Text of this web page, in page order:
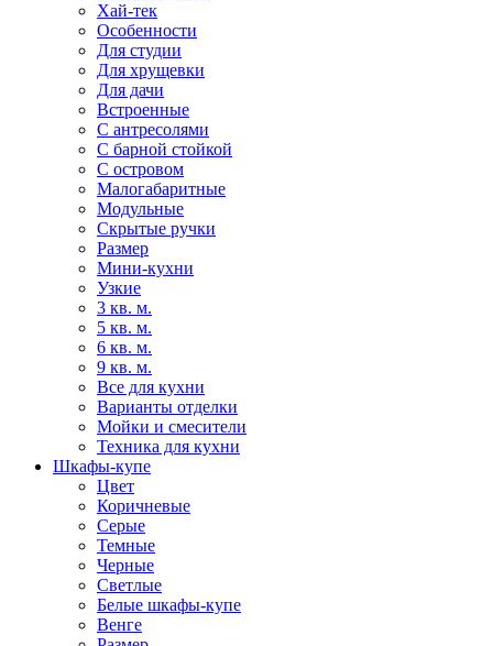
Хай-тек
Особенности
Для студии
Для хрущевки
Для дачи
Встроенные
С антресолями
С барной стойкой
С островом
Малогабаритные
Модульные
Скрытые ручки
Размер
Мини-кухни
Узкие
3 кв. м.
5 кв. м.
6 кв. м.
9 кв. м.
Все для кухни
Варианты отделки
Мойки и смесители
Техника для кухни
Шкафы-купе
Цвет
Коричневые
Серые
Темные
Черные
Светлые
Белые шкафы-купе
Венге